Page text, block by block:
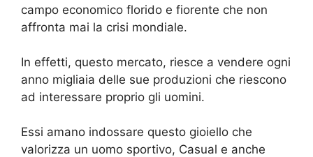
campo economico florido e fiorente che non
affronta mai la crisi mondiale.
In effetti, questo mercato, riesce a vendere ogni
anno migliaia delle sue produzioni che riescono
ad interessare proprio gli uomini.
Essi amano indossare questo gioiello che
valorizza un uomo sportivo, Casual e anche